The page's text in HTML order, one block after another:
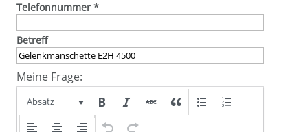
Telefonnummer *
Betreff
Meine Frage:
Absatz